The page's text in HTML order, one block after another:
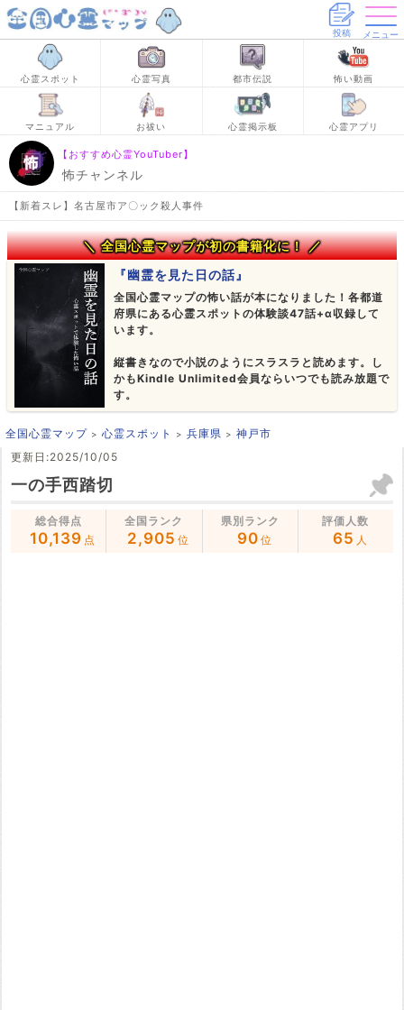
投稿 メニュー
心霊スポット 心霊写真 都市伝説 怖い動画
マニュアル お祓い 心霊掲示板 心霊アプリ
【おすすめ心霊YouTuber】
怖チャンネル
【新着スレ】名古屋市ア〇ック殺人事件
＼ 全国心霊マップが初の書籍化に！ ／
『幽霊を見た日の話』
全国心霊マップの怖い話が本になりました！各都道
府県にある心霊スポットの体験談47話+α収録して
います。
縦書きなので小説のようにスラスラと読めます。し
かもKindle Unlimited会員ならいつでも読み放題で
す。
全国心霊マップ 心霊スポット 兵庫県
神戸市
更新日:2025/10/05
一の手西踏切
総合得点
10,139 点
全国ランク
2,905 位
県別ランク
90 位
評価人数
65 人